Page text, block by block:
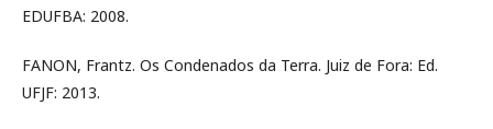
EDUFBA: 2008.
FANON, Frantz. Os Condenados da Terra. Juiz de Fora: Ed.
UFJF: 2013.